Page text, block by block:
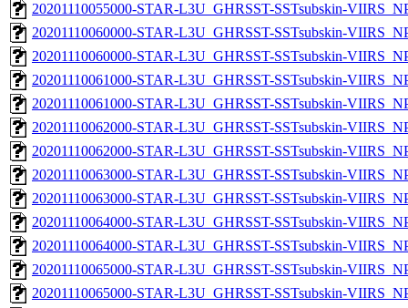
20201110055000-STAR-L3U_GHRSST-SSTsubskin-
20201110060000-STAR-L3U_GHRSST-SSTsubskin-
20201110060000-STAR-L3U_GHRSST-SSTsubskin-
20201110061000-STAR-L3U_GHRSST-SSTsubskin-
20201110061000-STAR-L3U_GHRSST-SSTsubskin-
20201110062000-STAR-L3U_GHRSST-SSTsubskin-
20201110062000-STAR-L3U_GHRSST-SSTsubskin-
20201110063000-STAR-L3U_GHRSST-SSTsubskin-
20201110063000-STAR-L3U_GHRSST-SSTsubskin-
20201110064000-STAR-L3U_GHRSST-SSTsubskin-
20201110064000-STAR-L3U_GHRSST-SSTsubskin-
20201110065000-STAR-L3U_GHRSST-SSTsubskin-
20201110065000-STAR-L3U_GHRSST-SSTsubskin-